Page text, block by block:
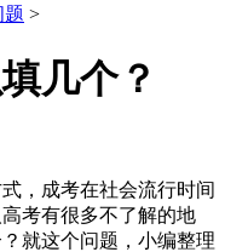
题 >
几个？
，成考在社会流行时间
考有很多不了解的地
就这个问题，小编整理